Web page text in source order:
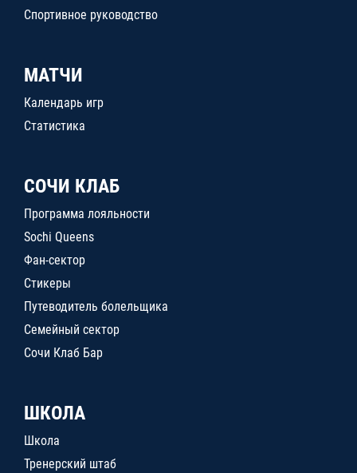
Спортивное руководство
МАТЧИ
Календарь игр
Статистика
СОЧИ КЛАБ
Программа лояльности
Sochi Queens
Фан-сектор
Стикеры
Путеводитель болельщика
Семейный сектор
Сочи Клаб Бар
ШКОЛА
Школа
Тренерский штаб